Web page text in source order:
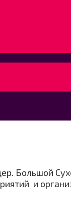
Большой
и